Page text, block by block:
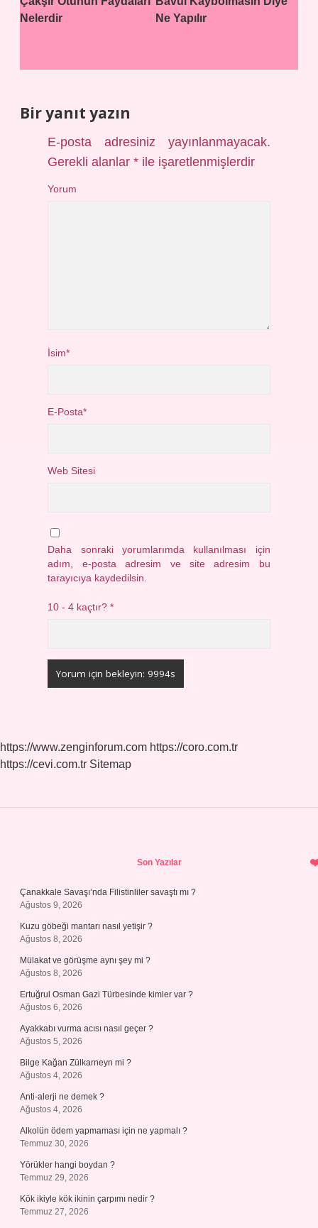
Nelerdir
Ne Yapılır
Bir yanıt yazın
E-posta adresiniz yayınlanmayacak.
Gerekli alanlar* ile işaretlenmişlerdir
Yorum
İsim*
E-Posta*
Web Sitesi
Daha sonraki yorumlarımda kullanılması için
adım, e-posta adresim ve site adresim bu
tarayıcıya kaydedilsin.
10 - 4 kaçtır?*
https://www.zenginforum.com https://coro.com.tr
https://cevi.com.tr Sitemap
Son Yazılar
Çanakkale Savaşı’nda Filistinliler savaştı mı ?
Ağustos 9, 2026
Kuzu göbeği mantarı nasıl yetişir ?
Ağustos 8, 2026
Mülakat ve görüşme aynı şey mi ?
Ağustos 8, 2026
Ertuğrul Osman Gazi Türbesinde kimler var ?
Ağustos 6, 2026
Ayakkabı vurma acısı nasıl geçer ?
Ağustos 5, 2026
Bilge Kağan Zülkarneyn mi ?
Ağustos 4, 2026
Anti-alerji ne demek ?
Ağustos 4, 2026
Alkolün ödem yapmaması için ne yapmalı ?
Temmuz 30, 2026
Yörükler hangi boydan ?
Temmuz 29, 2026
Kök ikiyle kök ikinin çarpımı nedir ?
Temmuz 27, 2026